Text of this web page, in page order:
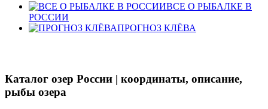
ВСЕ О РЫБАЛКЕ В
РОССИИ
ПРОГНОЗ КЛЁВА
Каталог озер России | координаты, описание,
рыбы озера